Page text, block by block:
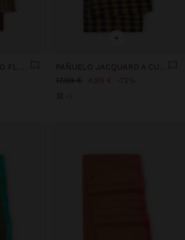
+
17,99 €
4,99 € 72%